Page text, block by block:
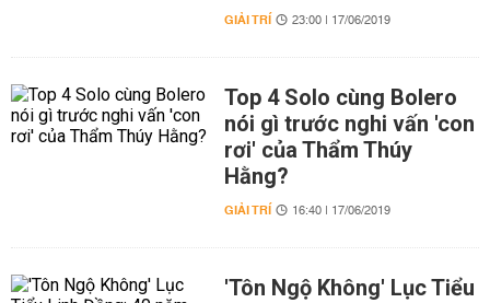
GIẢI TRÍ 23:00 | 17/06/2019
Top 4 Solo cùng Bolero
nói gì trước nghi vấn 'con
rơi' của Thẩm Thúy
Hằng?
GIẢI TRÍ 16:40 | 17/06/2019
'Tôn Ngộ Không' Lục Tiểu